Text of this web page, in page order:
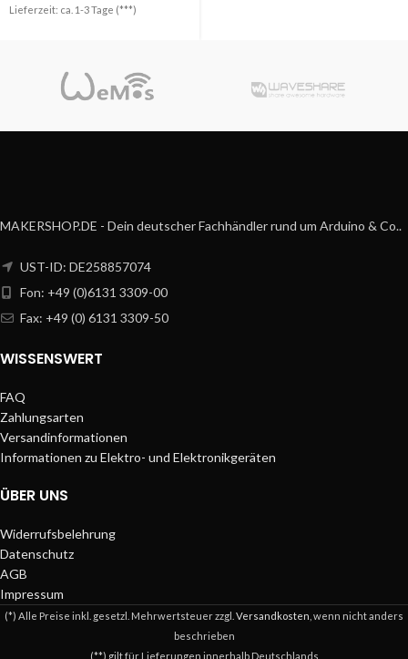
Lieferzeit: ca. 1-3 Tage (***)
MAKERSHOP.DE - Dein deutscher Fachhändler rund um Arduino & Co..
UST-ID: DE258857074
Fon: +49 (0)6131 3309-00
Fax: +49 (0) 6131 3309-50
WISSENSWERT
FAQ
Zahlungsarten
Versandinformationen
Informationen zu Elektro- und Elektronikgeräten
ÜBER UNS
Widerrufsbelehrung
Datenschutz
AGB
Impressum
(*) Alle Preise inkl. gesetzl. Mehrwertsteuer zzgl. Versandkosten , wenn nicht anders
beschrieben
(**) gilt für Lieferungen innerhalb Deutschlands